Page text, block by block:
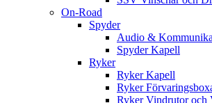
On-Road
Spyder
Audio &
Spyder Kapell
Ryker
Ryker Kapell
Ryker
Ryker Vindrutor och